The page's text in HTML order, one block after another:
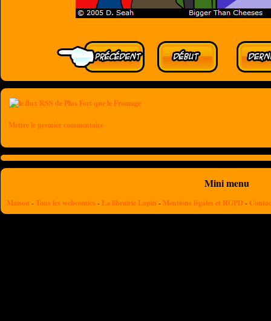
Mettre le premier commentaire
Mini menu
Maison -Tous les webcomics - La librairie Lapin - Mentions légales et RGPD -